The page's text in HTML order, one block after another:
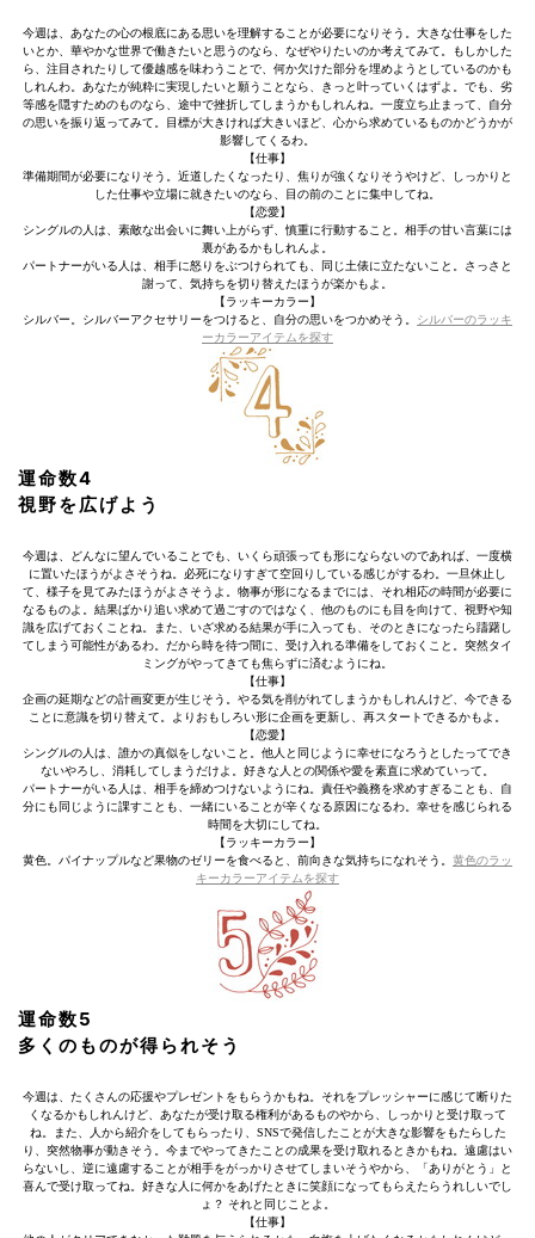
今週は、あなたの心の根底にある思いを理解することが必要になりそう。大きな仕事をした
いとか、華やかな世界で働きたいと思うのなら、なぜやりたいのか考えてみて。もしかした
ら、注目されたりして優越感を味わうことで、何か欠けた部分を埋めようとしているのかも
しれんわ。あなたが純粋に実現したいと願うことなら、きっと叶っていくはずよ。でも、劣
等感を隠すためのものなら、途中で挫折してしまうかもしれんね。一度立ち止まって、自分
の思いを振り返ってみて。目標が大きければ大きいほど、心から求めているものかどうかが
影響してくるわ。
【仕事】
準備期間が必要になりそう。近道したくなったり、焦りが強くなりそうやけど、しっかりと
した仕事や立場に就きたいのなら、目の前のことに集中してね。
【恋愛】
シングルの人は、素敵な出会いに舞い上がらず、慎重に行動すること。相手の甘い言葉には
裏があるかもしれんよ。
パートナーがいる人は、相手に怒りをぶつけられても、同じ土俵に立たないこと。さっさと
謝って、気持ちを切り替えたほうが楽かもよ。
【ラッキーカラー】
シルバー。シルバーアクセサリーをつけると、自分の思いをつかめそう。 シルバーのラッキ
ーカラーアイテムを探す
運命数4
視野を広げよう
今週は、どんなに望んでいることでも、いくら頑張っても形にならないのであれば、一度横
に置いたほうがよさそうね。必死になりすぎて空回りしている感じがするわ。一旦休止し
て、様子を見てみたほうがよさそうよ。物事が形になるまでには、それ相応の時間が必要に
なるものよ。結果ばかり追い求めて過ごすのではなく、他のものにも目を向けて、視野や知
識を広げておくことね。また、いざ求める結果が手に入っても、そのときになったら躊躇し
てしまう可能性があるわ。だから時を待つ間に、受け入れる準備をしておくこと。突然タイ
ミングがやってきても焦らずに済むようにね。
【仕事】
企画の延期などの計画変更が生じそう。やる気を削がれてしまうかもしれんけど、今できる
ことに意識を切り替えて。よりおもしろい形に企画を更新し、再スタートできるかもよ。
【恋愛】
シングルの人は、誰かの真似をしないこと。他人と同じように幸せになろうとしたってでき
ないやろし、消耗してしまうだけよ。好きな人との関係や愛を素直に求めていって。
パートナーがいる人は、相手を締めつけないようにね。責任や義務を求めすぎることも、自
分にも同じように課すことも、一緒にいることが辛くなる原因になるわ。幸せを感じられる
時間を大切にしてね。
【ラッキーカラー】
黄色。パイナップルなど果物のゼリーを食べると、前向きな気持ちになれそう。 黄色のラッ
キーカラーアイテムを探す
運命数5
多くのものが得られそう
今週は、たくさんの応援やプレゼントをもらうかもね。それをプレッシャーに感じて断りた
くなるかもしれんけど、あなたが受け取る権利があるものやから、しっかりと受け取って
ね。また、人から紹介をしてもらったり、SNSで発信したことが大きな影響をもたらした
り、突然物事が動きそう。今までやってきたことの成果を受け取れるときかもね。遠慮はい
らないし、逆に遠慮することが相手をがっかりさせてしまいそうやから、「ありがとう」と
喜んで受け取ってね。好きな人に何かをあげたときに笑顔になってもらえたらうれしいでし
ょ？ それと同じことよ。
【仕事】